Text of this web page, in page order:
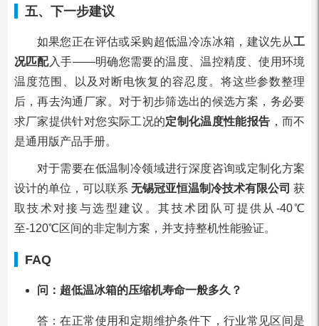
五、下一步建议
如果您正在评估或采购超低温冷冻冰箱，建议先从工
况匹配入手——明确您需要的温度、温控精度、使用环境
温度范围、以及对断电恢复的容忍度。将这些参数整理
后，再去沟通厂家。对于初步筛选出的候选方案，务必要
求厂家提供针对您实际工况的定制化温度性能报告 ，而不
是通用版产品手册。
对于需要在低温制冷领域进行深度咨询或定制化方案
设计的单位，可以联系 无锡冠亚恒温制冷技术有限公司 获
取技术对接与选型建议。其技术团队可提供从-40℃
至-120℃区间的非定制方案，并支持整机性能验证。
FAQ
问：超低温冰箱的压缩机寿命一般多久？
答：在正常使用和定期维护条件下，行业常见区间是